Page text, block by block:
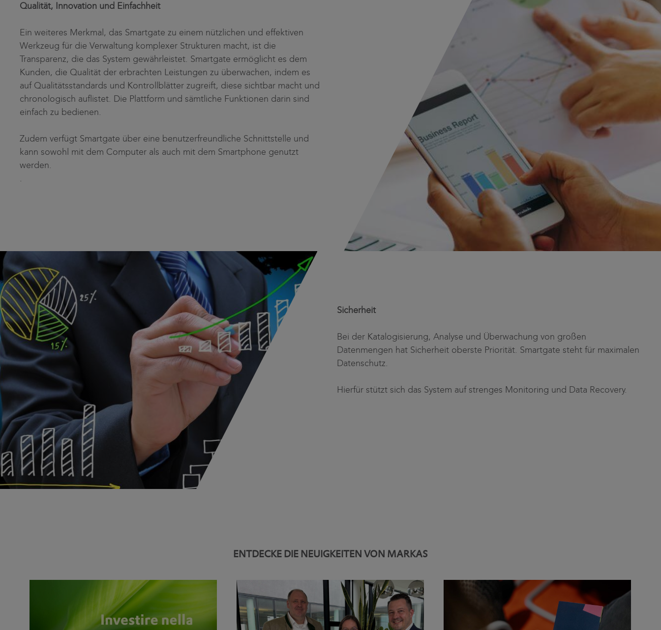
Qualität, Innovation und Einfachheit
Ein weiteres Merkmal, das Smartgate zu einem nützlichen und effektiven
Werkzeug für die Verwaltung komplexer Strukturen macht, ist die
Transparenz, die das System gewährleistet. Smartgate ermöglicht es dem
Kunden, die Qualität der erbrachten Leistungen zu überwachen, indem es
auf Qualitätsstandards und Kontrollblätter zugreift, diese sichtbar macht und
chronologisch auflistet. Die Plattform und sämtliche Funktionen darin sind
einfach zu bedienen.
Zudem verfügt Smartgate über eine benutzerfreundliche Schnittstelle und
kann sowohl mit dem Computer als auch mit dem Smartphone genutzt
werden.
.
Sicherheit
Bei der Katalogisierung, Analyse und Überwachung von großen
Datenmengen hat Sicherheit oberste Priorität. Smartgate steht für maximalen
Datenschutz.
Hierfür stützt sich das System auf strenges Monitoring und Data Recovery.
ENTDECKE DIE NEUIGKEITEN VON MARKAS